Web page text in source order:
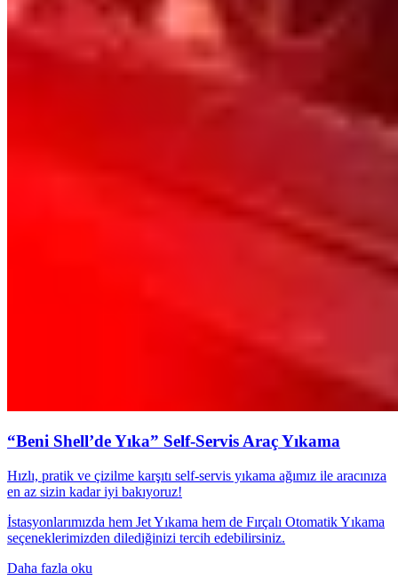
“Beni Shell’de Yıka” Self-Servis Araç Yıkama
Hızlı, pratik ve çizilme karşıtı self-servis yıkama ağımız ile aracınıza
en az sizin kadar iyi bakıyoruz!
İstasyonlarımızda hem Jet Yıkama hem de Fırçalı Otomatik Yıkama
seçeneklerimizden dilediğinizi tercih edebilirsiniz.
Daha fazla oku